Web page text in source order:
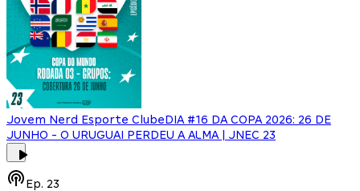
Jovem Nerd Esporte ClubeDIA #16 DA COPA 2026: 26 DE
JUNHO - O URUGUAI PERDEU A ALMA | JNEC 23
Ep. 23